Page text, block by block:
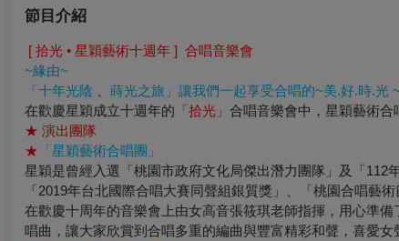
節目介紹
[ 拾光 • 星穎藝術十週年 ] 合唱音樂會
~緣由~
「十年光陰 蒔光之旅 」 讓我們一起享受合唱的~美.好.時.光 ~
在歡慶星穎成立十週年的 「拾光」 合唱音樂會中，星穎藝術合
★ 演出團隊
★ 「星穎藝術合唱團」
星穎是曾經入選「桃園市政府文化局傑出潛力團隊」及「112
「2019年台北國際合唱大賽同聲組銀質獎」、「桃園合唱藝
在歡慶十周年的音樂會上由女高音張筱琪老師指揮，用心準
唱曲，讓大家欣賞到合唱多重的編曲與豐富精彩和聲，喜愛女